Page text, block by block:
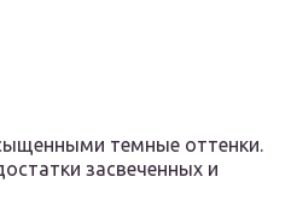
темные оттенки.
засвеченных и